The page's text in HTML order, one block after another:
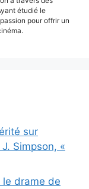
étudié le
pour offrir un
sur
Simpson, «
drame de